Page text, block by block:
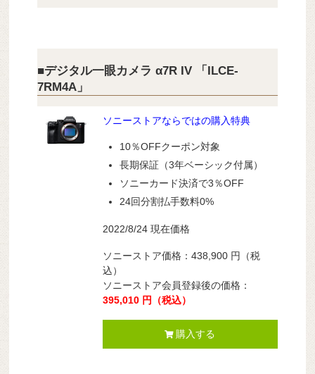
■デジタル一眼カメラ α7R IV 「ILCE-
7RM4A」
ソニーストアならではの購入特典
10％OFFクーポン対象
長期保証（3年ベーシック付属）
ソニーカード決済で3％OFF
24回分割払手数料0%
2022/8/24 現在価格
ソニーストア価格：438,900 円（税
込）
ソニーストア会員登録後の価格：
395,010 円（税込）
購入する